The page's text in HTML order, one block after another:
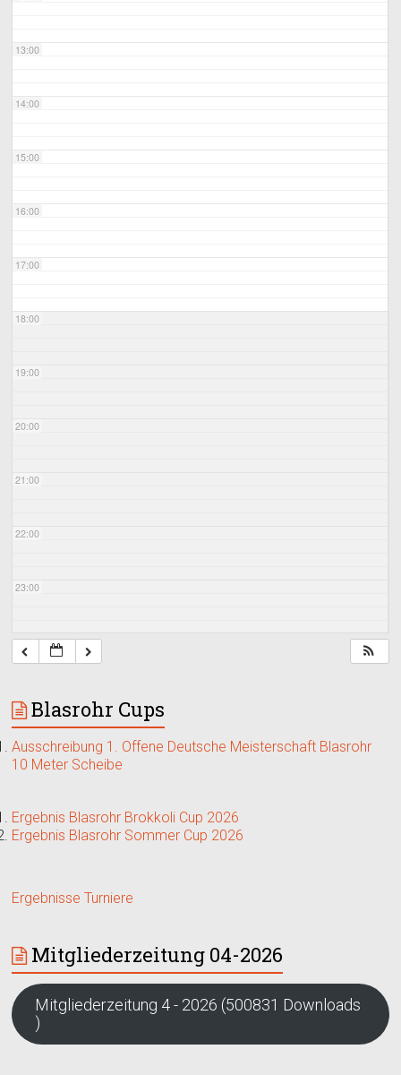
13:00
14:00
15:00
16:00
17:00
18:00
19:00
20:00
21:00
22:00
23:00
Blasrohr Cups
Ausschreibung 1. Offene Deutsche Meisterschaft Blasrohr
10 Meter Scheibe
Ergebnis Blasrohr Brokkoli Cup 2026
Ergebnis Blasrohr Sommer Cup 2026
Ergebnisse Turniere
Mitgliederzeitung 04-2026
Mitgliederzeitung 4 - 2026 (500831 Downloads
)